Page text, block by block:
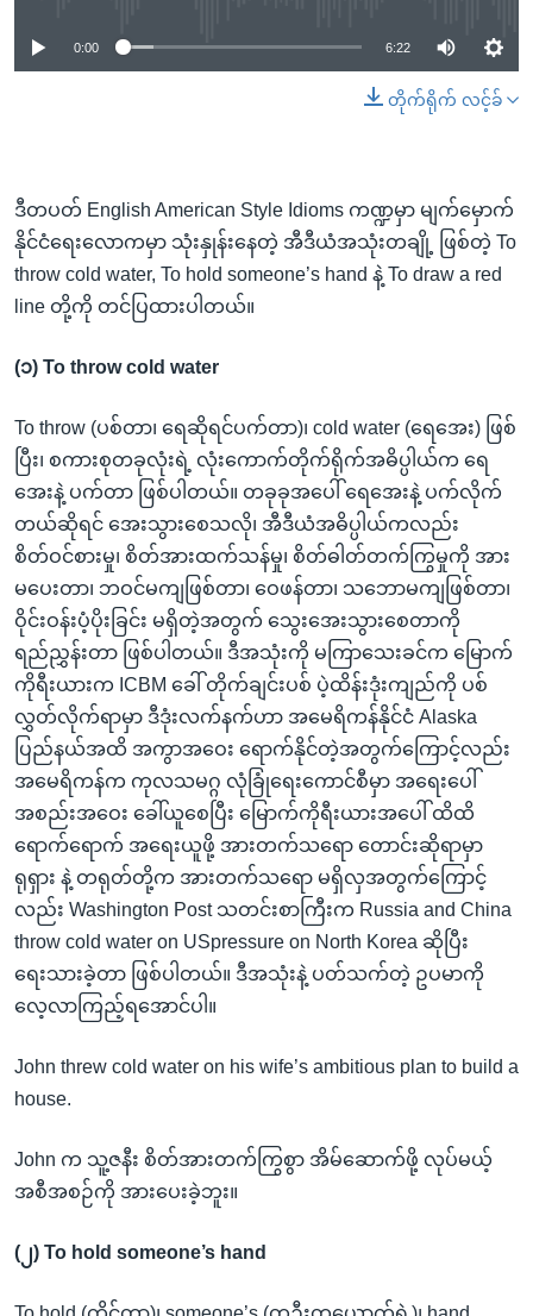
ကျော်
0:00 6:22
တိုက်ရိုက် လင့်ခ်
ဒီတပတ် English American Style Idioms ကဏ္ဍမှာ မျက်မှောက်
နိုင်ငံရေးလောကမှာ သုံးနှုန်းနေတဲ့ အီဒီယံအသုံးတချို့ ဖြစ်တဲ့ To
throw cold water, To hold someone’s hand နဲ့ To draw a red
line တို့ကို တင်ပြထားပါတယ်။
(၁) To throw cold water
To throw (ပစ်တာ၊ ရေဆိုရင်ပက်တာ)၊ cold water (ရေအေး) ဖြစ်
ပြီး၊ စကားစုတခုလုံးရဲ့ လုံးကောက်တိုက်ရိုက်အဓိပ္ပါယ်က ရေ
အေးနဲ့ ပက်တာ ဖြစ်ပါတယ်။ တခုခုအပေါ် ရေအေးနဲ့ ပက်လိုက်
တယ်ဆိုရင် အေးသွားစေသလို၊ အီဒီယံအဓိပ္ပါယ်ကလည်း
စိတ်ဝင်စားမှု၊ စိတ်အားထက်သန်မှု၊ စိတ်ဓါတ်တက်ကြွမှုကို အား
မပေးတာ၊ ဘဝင်မကျဖြစ်တာ၊ ဝေဖန်တာ၊ သဘောမကျဖြစ်တာ၊
ဝိုင်းဝန်းပံ့ပိုးခြင်း မရှိတဲ့အတွက် သွေးအေးသွားစေတာကို
ရည်ညွှန်းတာ ဖြစ်ပါတယ်။ ဒီအသုံးကို မကြာသေးခင်က မြောက်
ကိုရီးယားက ICBM ခေါ် တိုက်ချင်းပစ် ပဲ့ထိန်းဒုံးကျည်ကို ပစ်
လွှတ်လိုက်ရာမှာ ဒီဒုံးလက်နက်ဟာ အမေရိကန်နိုင်ငံ Alaska
ပြည်နယ်အထိ အကွာအဝေး ရောက်နိုင်တဲ့အတွက်ကြောင့်လည်း
အမေရိကန်က ကုလသမဂ္ဂ လုံခြုံရေးကောင်စီမှာ အရေးပေါ်
အစည်းအဝေး ခေါ်ယူစေပြီး မြောက်ကိုရီးယားအပေါ် ထိထိ
ရောက်ရောက် အရေးယူဖို့ အားတက်သရော တောင်းဆိုရာမှာ
ရုရှား နဲ့ တရုတ်တို့က အားတက်သရော မရှိလှအတွက်ကြောင့်
လည်း Washington Post သတင်းစာကြီးက Russia and China
throw cold water on USpressure on North Korea ဆိုပြီး
ရေးသားခဲ့တာ ဖြစ်ပါတယ်။ ဒီအသုံးနဲ့ ပတ်သက်တဲ့ ဥပမာကို
လေ့လာကြည့်ရအောင်ပါ။
John threw cold water on his wife’s ambitious plan to build a
house.
John က သူ့ဇနီး စိတ်အားတက်ကြွစွာ အိမ်ဆောက်ဖို့ လုပ်မယ့်
အစီအစဉ်ကို အားပေးခဲ့ဘူး။
(၂) To hold someone’s hand